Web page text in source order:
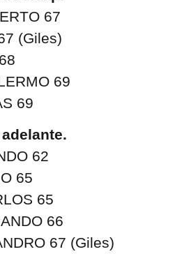
67
(Giles)
69
69
62
65
65
66
67 (Giles)